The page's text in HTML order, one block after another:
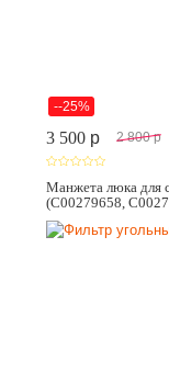
--25%
3 500 p 2 800 p
Манжета люка для
(C00279658,